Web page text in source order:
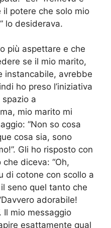
il potere che solo mio
lo desiderava.
più aspettare e che
se il mio marito,
instancabile, avrebbe
ho preso l’iniziativa
a
mio ​​marito mi
“Non so cosa
cosa sia, sono
Gli ho risposto con
diceva: “Oh,
di cotone con scollo a
seno quel tanto che
adorabile!
Il mio messaggio
esattamente qual